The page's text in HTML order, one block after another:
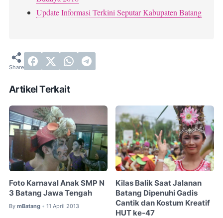
Update Informasi Terkini Seputar Kabupaten Batang
Artikel Terkait
Foto Karnaval Anak SMP N
3 Batang Jawa Tengah
By mBatang • 11 April 2013
Kilas Balik Saat Jalanan
Batang Dipenuhi Gadis
Cantik dan Kostum Kreatif
HUT ke-47